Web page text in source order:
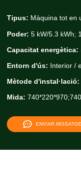
Tipus: Màquina tot en
Poder: 5 kW/5.3 kWh;
Capacitat energètica:
Entorn d'ús: Interior /
Mètode d'instal·lació:
Mida:
ENVIAR MISSATGE